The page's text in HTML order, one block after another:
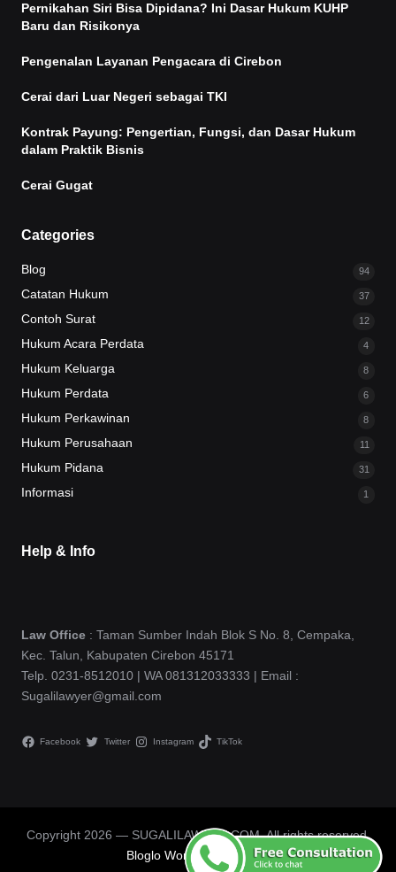
Pernikahan Siri Bisa Dipidana? Ini Dasar Hukum KUHP
Baru dan Risikonya
Pengenalan Layanan Pengacara di Cirebon
Cerai dari Luar Negeri sebagai TKI
Kontrak Payung: Pengertian, Fungsi, dan Dasar Hukum
dalam Praktik Bisnis
Cerai Gugat
Categories
Blog 94
Catatan Hukum 37
Contoh Surat 12
Hukum Acara Perdata 4
Hukum Keluarga 8
Hukum Perdata 6
Hukum Perkawinan 8
Hukum Perusahaan 11
Hukum Pidana 31
Informasi 1
Help & Info
Law Office : Taman Sumber Indah Blok S No. 8, Cempaka,
Kec. Talun, Kabupaten Cirebon 45171
Telp. 0231-8512010 | WA 081312033333 | Email :
Sugalilawyer@gmail.com
Facebook Twitter Instagram TikTok
Copyright 2026 — SUGALILAWYER.COM. All rights reserved.
Bloglo WordPress Theme